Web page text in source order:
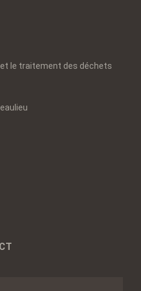
le traitement des déchets